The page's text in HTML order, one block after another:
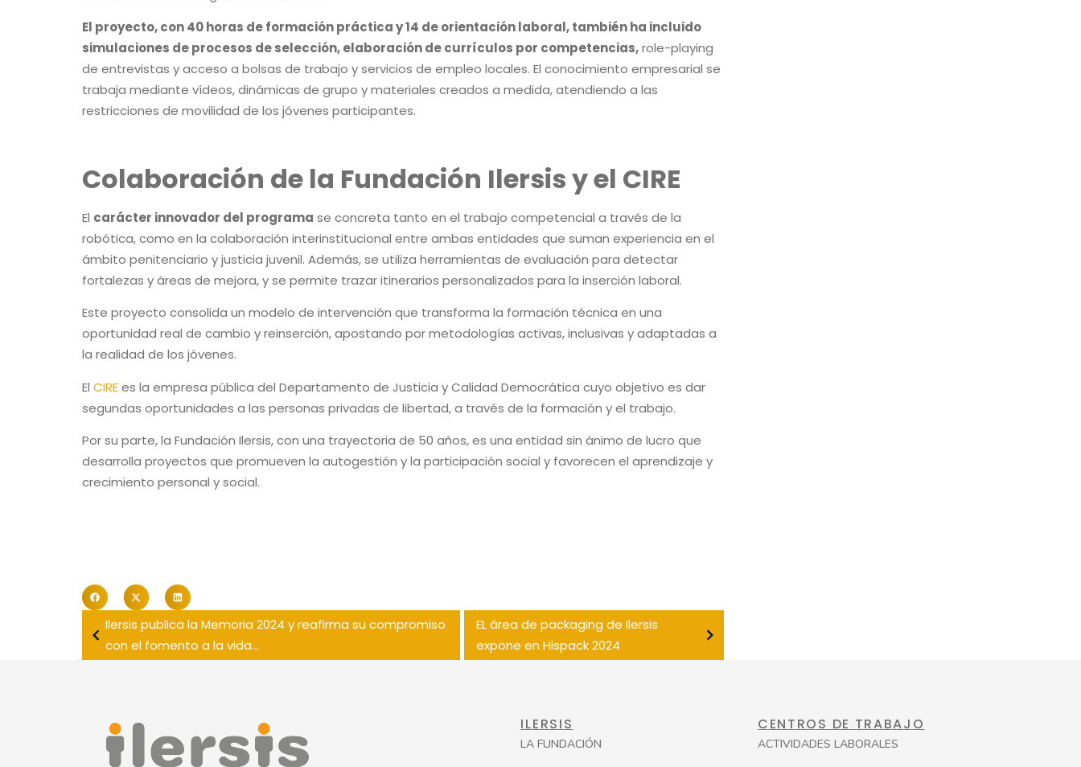
El proyecto, con 40 horas de formación práctica y 14 de orientación laboral, también ha incluido
simulaciones de procesos de selección, elaboración de currículos por competencias,role-playing
de entrevistas y acceso a bolsas de trabajo y servicios de empleo locales. El conocimiento empresarial se
trabaja mediante vídeos, dinámicas de grupo y materiales creados a medida, atendiendo a las
restricciones de movilidad de los jóvenes participantes.
Colaboración de la Fundación Ilersis y el CIRE
El carácter innovador del programa se concreta tanto en el trabajo competencial a través de la
robótica, como en la colaboración interinstitucional entre ambas entidades que suman experiencia en el
ámbito penitenciario y justicia juvenil. Además, se utiliza herramientas de evaluación para detectar
fortalezas y áreas de mejora, y se permite trazar itinerarios personalizados para la inserción laboral.
Este proyecto consolida un modelo de intervención que transforma la formación técnica en una
oportunidad real de cambio y reinserción, apostando por metodologías activas, inclusivas y adaptadas a
la realidad de los jóvenes.
El CIREes la empresa pública del Departamento de Justicia y Calidad Democrática cuyo objetivo es dar
segundas oportunidades a las personas privadas de libertad, a través de la formación y el trabajo.
Por su parte, la Fundación Ilersis, con una trayectoria de 50 años, es una entidad sin ánimo de lucro que
desarrolla proyectos que promueven la autogestión y la participación social y favorecen el aprendizaje y
crecimiento personal y social.
Ilersis publica la Memoria 2024 y reafirma su compromiso
con el fomento a la vida...
EL área de packaging de Ilersis
expone en Hispack 2024
ILERSIS
LA FUNDACIÓN
CENTROS DE TRABAJO
ACTIVIDADES LABORALES